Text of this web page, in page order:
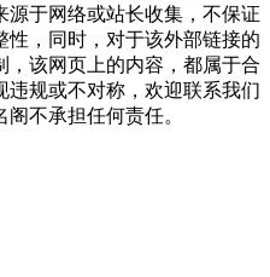
源于网络或站长收集，不保证
，同时，对于该外部链接的
该网页上的内容，都属于合
规或不对称，欢迎联系我们
不承担任何责任。